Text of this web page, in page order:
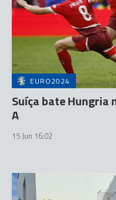
EURO2024
Suíça bate Hungria
A
15 Jun 16:02